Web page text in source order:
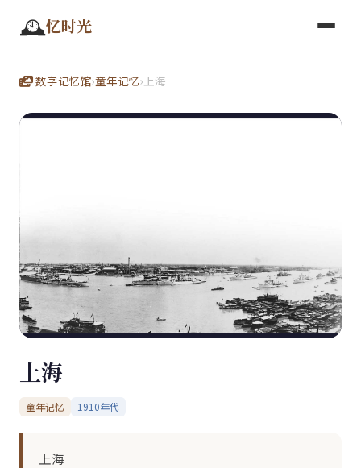
🕰️忆时光
数字记忆馆›童年记忆›上海
上海
童年记忆 1910年代
上海